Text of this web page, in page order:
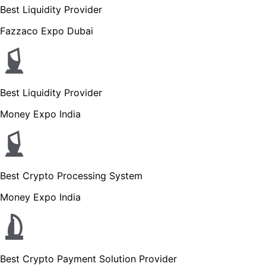
Best Liquidity Provider
Fazzaco Expo Dubai
Best Liquidity Provider
Money Expo India
Best Crypto Processing System
Money Expo India
Best Crypto Payment Solution Provider